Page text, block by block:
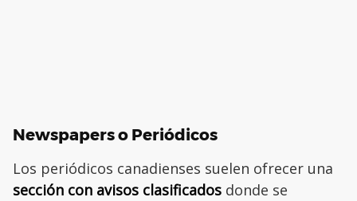
Newspapers o Periódicos
Los periódicos canadienses suelen ofrecer una
sección con avisos clasificados donde se